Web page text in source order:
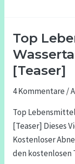
Top
[Teaser]
4 Kommentare /
Top
[Teaser] Dieses
Kostenloser
den kostenlosen
Top
Lebensmittel,
wenn
Sie
Wassertabletten
[Teaser]